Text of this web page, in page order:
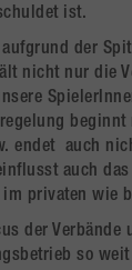
ist.
der
nicht nur die
beginnt
endet auch
auch
privaten wie
der Verbände
so